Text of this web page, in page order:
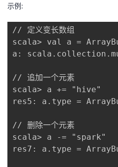
示例:
// 定义变长数组
scala> val a =
a:
// 追加一个元素
scala> a += "hive"
res5: a.type =
// 删除一个元素
scala> a -= "spark"
res7: a.type =